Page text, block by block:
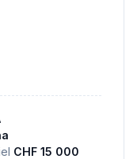
CHF 15 000